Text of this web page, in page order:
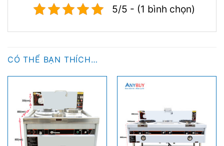
5/5 - (1 bình chọn)
CÓ THỂ BẠN THÍCH…